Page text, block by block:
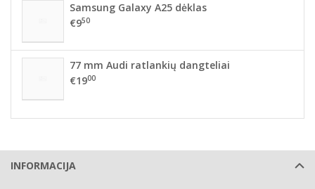
Samsung Galaxy A25 dėklas
€950
77 mm Audi ratlankių dangteliai
€1900
INFORMACIJA